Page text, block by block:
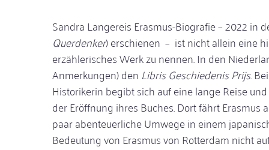
Sandra Langereis Erasmus-Biografie – 2022 in
Querdenker) erschienen – ist nicht allein eine
erzählerisches Werk zu nennen. In den
Anmerkungen) den Libris Geschiedenis Prijs.
Historikerin begibt sich auf eine lange Reise
der Eröffnung ihres Buches. Dort fährt
paar abenteuerliche Umwege in einem
Bedeutung von Erasmus von Rotterdam nicht